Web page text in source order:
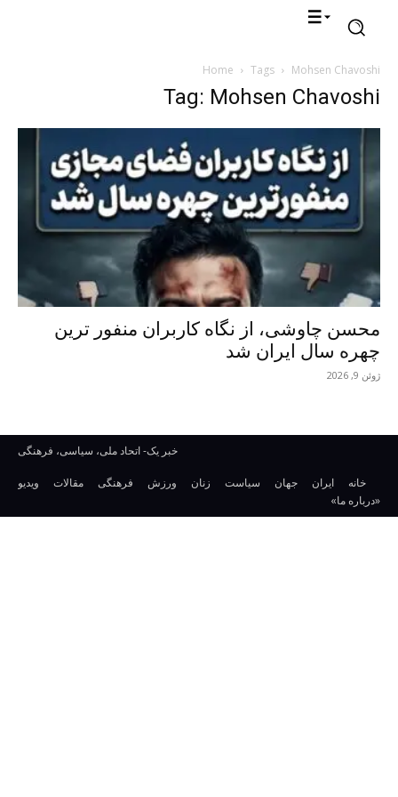
Home Tags Mohsen Chavoshi
Tag: Mohsen Chavoshi
محسن چاوشی، از نگاه کاربران منفور ترین
چهره سال ایران شد
ژوئن 9, 2026
خبر یک- اتحاد ملی، سیاسی، فرهنگی
خانه ایران جهان سیاست زنان ورزش فرهنگی مقالات
ویدیو
«درباره ما»